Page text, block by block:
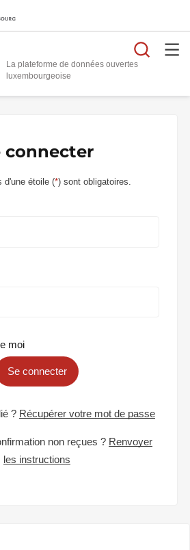
La plateforme de données ouvertes
connecter
d'une étoile (*) sont obligatoires.
moi
Se connecter
? Récupérer votre mot de passe
non reçues ? Renvoyer
les instructions